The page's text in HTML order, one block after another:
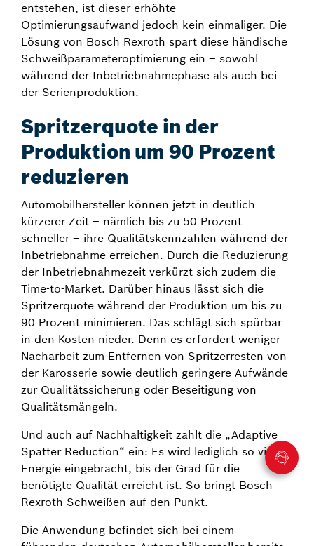
entstehen, ist dieser erhöhte
Optimierungsaufwand jedoch kein einmaliger. Die
Lösung von Bosch Rexroth spart diese händische
Schweißparameteroptimierung ein – sowohl
während der Inbetriebnahmephase als auch bei
der Serienproduktion.
Spritzerquote in der
Produktion um 90 Prozent
reduzieren
Automobilhersteller können jetzt in deutlich
kürzerer Zeit – nämlich bis zu 50 Prozent
schneller – ihre Qualitätskennzahlen während der
Inbetriebnahme erreichen. Durch die Reduzierung
der Inbetriebnahmezeit verkürzt sich zudem die
Time-to-Market. Darüber hinaus lässt sich die
Spritzerquote während der Produktion um bis zu
90 Prozent minimieren. Das schlägt sich spürbar
in den Kosten nieder. Denn es erfordert weniger
Nacharbeit zum Entfernen von Spritzerresten von
der Karosserie sowie deutlich geringere Aufwände
zur Qualitätssicherung oder Beseitigung von
Qualitätsmängeln.
Und auch auf Nachhaltigkeit zahlt die „Adaptive
Spatter Reduction“ ein: Es wird lediglich so viel
Energie eingebracht, bis der Grad für die
benötigte Qualität erreicht ist. So bringt Bosch
Rexroth Schweißen auf den Punkt.
Die Anwendung befindet sich bei einem